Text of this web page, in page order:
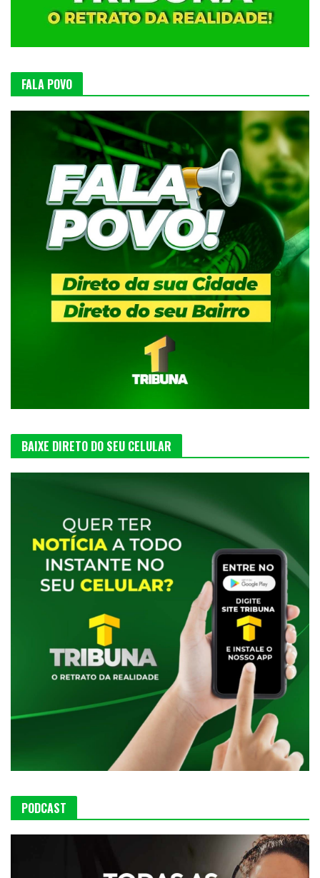
FALA POVO
BAIXE DIRETO DO SEU CELULAR
PODCAST